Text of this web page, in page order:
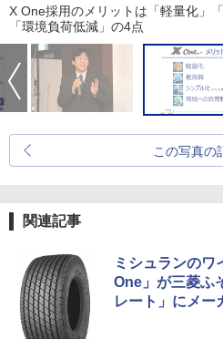
X One採用のメリットは「軽量化」
「環境負荷低減」の4点
この写真の
関連記事
ミシュランのワ
One」が三菱ふ
レート」にメー